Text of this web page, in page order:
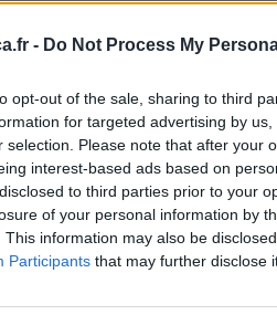
- Do Not Process My
opt-out of the sale, sharing to third
for targeted advertising by
selection. Please note that after your
interest-based ads based on
to third parties prior to your
of your personal information by
This information may also be
Participants that may further disclose
également car j
fait
à la